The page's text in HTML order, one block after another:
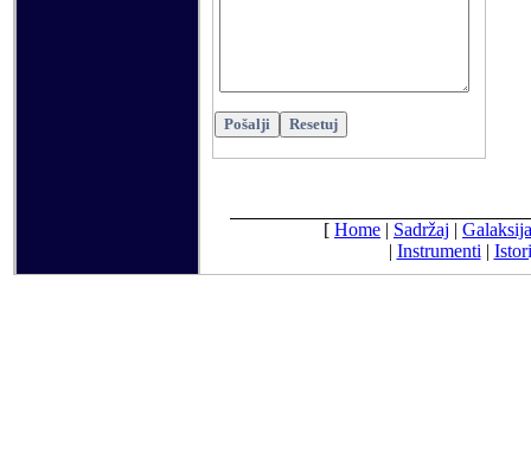
[ Home | Sadržaj | Galaksija
| Instrumenti |